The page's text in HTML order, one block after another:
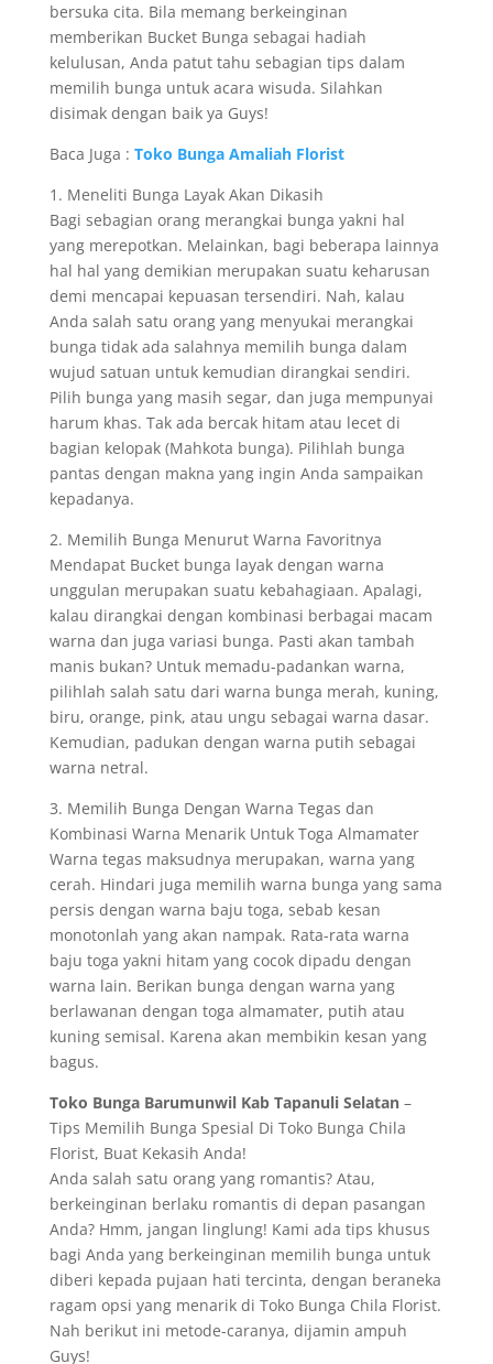
bersuka cita. Bila memang berkeinginan
memberikan Bucket Bunga sebagai hadiah
kelulusan, Anda patut tahu sebagian tips dalam
memilih bunga untuk acara wisuda. Silahkan
disimak dengan baik ya Guys!
Baca Juga : Toko Bunga Amaliah Florist
1. Meneliti Bunga Layak Akan Dikasih
Bagi sebagian orang merangkai bunga yakni hal
yang merepotkan. Melainkan, bagi beberapa lainnya
hal hal yang demikian merupakan suatu keharusan
demi mencapai kepuasan tersendiri. Nah, kalau
Anda salah satu orang yang menyukai merangkai
bunga tidak ada salahnya memilih bunga dalam
wujud satuan untuk kemudian dirangkai sendiri.
Pilih bunga yang masih segar, dan juga mempunyai
harum khas. Tak ada bercak hitam atau lecet di
bagian kelopak (Mahkota bunga). Pilihlah bunga
pantas dengan makna yang ingin Anda sampaikan
kepadanya.
2. Memilih Bunga Menurut Warna Favoritnya
Mendapat Bucket bunga layak dengan warna
unggulan merupakan suatu kebahagiaan. Apalagi,
kalau dirangkai dengan kombinasi berbagai macam
warna dan juga variasi bunga. Pasti akan tambah
manis bukan? Untuk memadu-padankan warna,
pilihlah salah satu dari warna bunga merah, kuning,
biru, orange, pink, atau ungu sebagai warna dasar.
Kemudian, padukan dengan warna putih sebagai
warna netral.
3. Memilih Bunga Dengan Warna Tegas dan
Kombinasi Warna Menarik Untuk Toga Almamater
Warna tegas maksudnya merupakan, warna yang
cerah. Hindari juga memilih warna bunga yang sama
persis dengan warna baju toga, sebab kesan
monotonlah yang akan nampak. Rata-rata warna
baju toga yakni hitam yang cocok dipadu dengan
warna lain. Berikan bunga dengan warna yang
berlawanan dengan toga almamater, putih atau
kuning semisal. Karena akan membikin kesan yang
bagus.
Toko Bunga Barumunwil Kab Tapanuli Selatan–
Tips Memilih Bunga Spesial Di Toko Bunga Chila
Florist, Buat Kekasih Anda!
Anda salah satu orang yang romantis? Atau,
berkeinginan berlaku romantis di depan pasangan
Anda? Hmm, jangan linglung! Kami ada tips khusus
bagi Anda yang berkeinginan memilih bunga untuk
diberi kepada pujaan hati tercinta, dengan beraneka
ragam opsi yang menarik di Toko Bunga Chila Florist.
Nah berikut ini metode-caranya, dijamin ampuh
Guys!